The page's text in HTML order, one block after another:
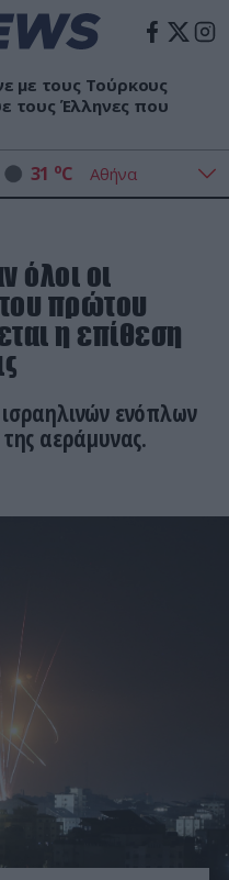
με τους Τούρκους
τους Έλληνες που
31 oC
όλοι οι
πρώτου
η επίθεση
ενόπλων
αεράμυνας.